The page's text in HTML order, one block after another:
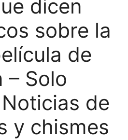
dicen
sobre la
de
– Solo
de
y chismes